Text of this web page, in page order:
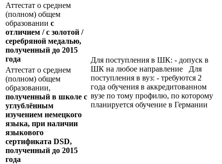
Аттестат о среднем
(полном) общем
образовании с
отличием / с золотой /
серебряной медалью,
полученный до 2015
года
Для поступления в ШК: - допуск в
ШК на любое направление Для
поступления в вуз: - требуются 2
года обучения в аккредитованном
вузе по тому профилю, по которому
планируется обучение в Германии
Аттестат о среднем
(полном) общем
образовании,
полученный в школе с
углублённым
изучением немецкого
языка, при наличии
языкового
сертификата DSD,
полученный до 2015
года